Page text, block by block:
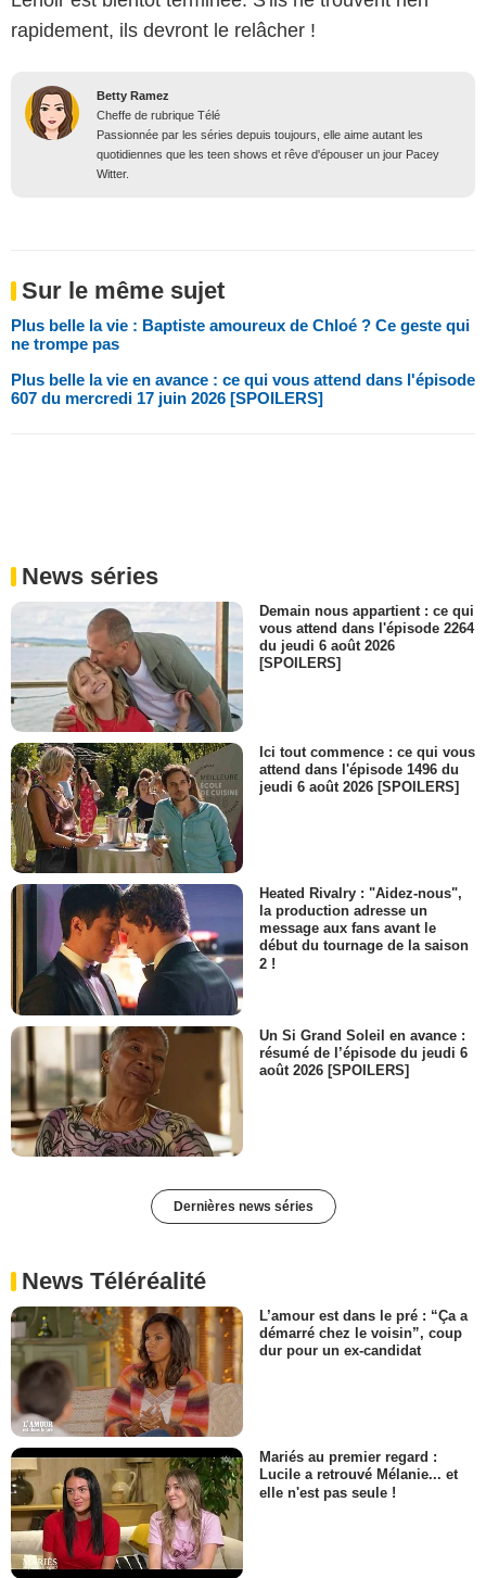
rapidement, ils devront le relâcher !
Betty Ramez
Cheffe de rubrique Télé
Passionnée par les séries depuis toujours, elle aime autant les
quotidiennes que les teen shows et rêve d'épouser un jour Pacey
Witter.
Sur le même sujet
Plus belle la vie : Baptiste amoureux de Chloé ? Ce geste qui
ne trompe pas
Plus belle la vie en avance : ce qui vous attend dans l'épisode
607 du mercredi 17 juin 2026 [SPOILERS]
News séries
Demain nous appartient : ce qui
vous attend dans l'épisode 2264
du jeudi 6 août 2026
[SPOILERS]
Ici tout commence : ce qui vous
attend dans l'épisode 1496 du
jeudi 6 août 2026 [SPOILERS]
Heated Rivalry : "Aidez-nous",
la production adresse un
message aux fans avant le
début du tournage de la saison
2 !
Un Si Grand Soleil en avance :
résumé de l’épisode du jeudi 6
août 2026 [SPOILERS]
Dernières news séries
News Téléréalité
L’amour est dans le pré : “Ça a
démarré chez le voisin”, coup
dur pour un ex-candidat
Mariés au premier regard :
Lucile a retrouvé Mélanie... et
elle n'est pas seule !